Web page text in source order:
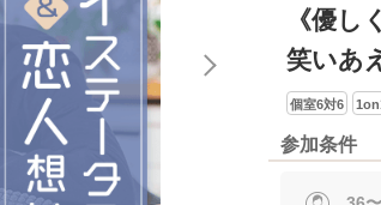
《優し
笑いあ
個室6対6
参加条件